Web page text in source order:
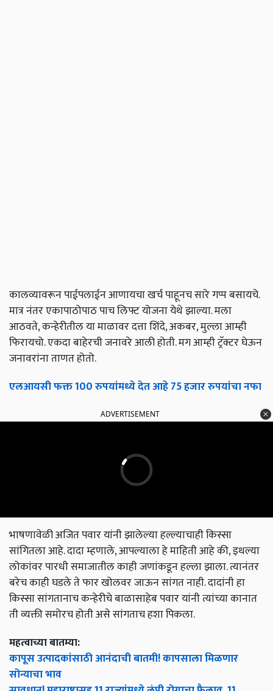
कालव्यावरून पाईपलाईन आणायचा खर्च पाहूनच सारे गप्प बसायचे.
मात्र नंतर एकापाठोपाठ पाच लिफ्ट योजना येथे झाल्या. मला
आठवते, कन्हेरीतील या माळावर दत्ता शिंदे, अकबर, मुल्ला आम्ही
फिरायचो. एकदा बाहेरची जनावरे आली होती. मग आम्ही ट्रॅक्टर घेऊन
जनावरांना ताणत होतो.
एलआयसी फक्त 100 रुपयांमध्ये देत आहे 75 हजार रुपयांचा नफा
ADVERTISEMENT
भाषणावेळी अजित पवार यांनी झालेल्या हल्ल्याचाही किस्सा
सांगितला आहे. दादा म्हणाले, आपल्याला हे माहिती आहे की, इथल्या
लोकांवर पारधी समाजातील काही जणांकडून हल्ला झाला. त्यानंतर
बरेच काही घडले ते फार खोलवर जाऊन सांगत नाही. दादांनी हा
किस्सा सांगतानाच कन्हेरीचे बाळासाहेब पवार यांनी त्यांच्या कानात
ती व्यक्ती समोरच होती असे सांगताच हशा पिकला.
महत्वाच्या बातम्या:
कापूस उत्पादकांसाठी आनंदाची बातमी! कापसाला मिळणार
सोन्याचा भाव